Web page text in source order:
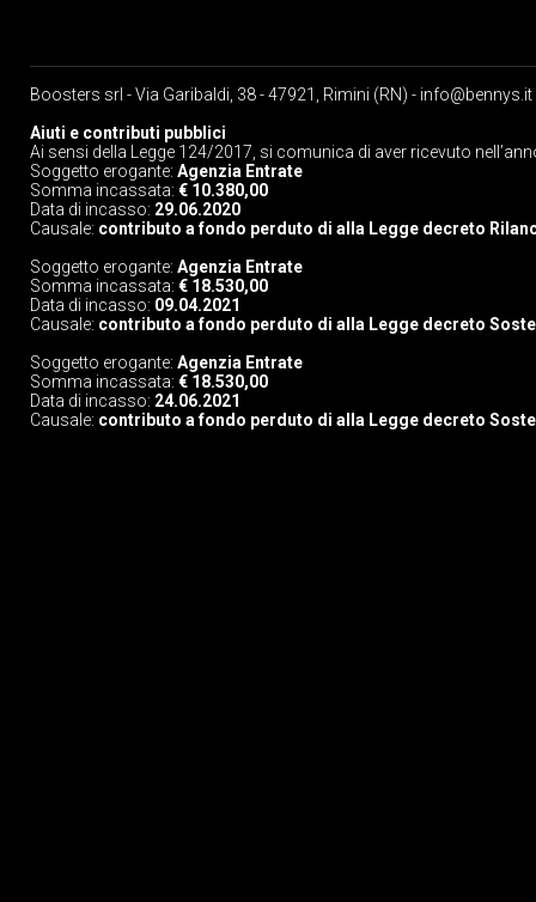
Boosters srl - Via Garibaldi, 38 - 47921, Rimini (RN) - info@bennys.it
Aiuti e contributi pubblici
Ai sensi della Legge 124/2017, si comunica di aver ricevuto
Soggetto erogante: Agenzia Entrate
Somma incassata: € 10.380,00
Data di incasso: 29.06.2020
Causale: contributo a fondo perduto di alla Legge decreto
Soggetto erogante: Agenzia Entrate
Somma incassata: € 18.530,00
Data di incasso: 09.04.2021
Causale: contributo a fondo perduto di alla Legge decreto
Soggetto erogante: Agenzia Entrate
Somma incassata: € 18.530,00
Data di incasso: 24.06.2021
Causale: contributo a fondo perduto di alla Legge decreto